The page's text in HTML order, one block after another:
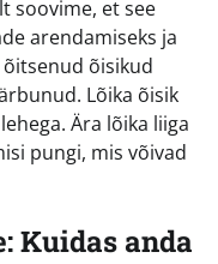
soovime, et see
arendamiseks ja
õisikud
Lõika õisik
Ära lõika liiga
pungi, mis võivad
Kuidas anda